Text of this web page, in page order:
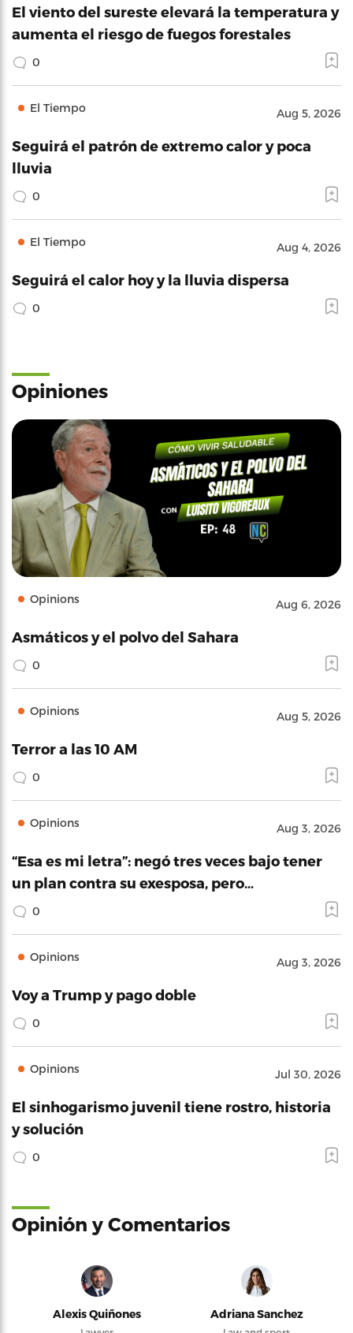
El viento del sureste elevará la temperatura y
aumenta el riesgo de fuegos forestales
0
El Tiempo Aug 5, 2026
Seguirá el patrón de extremo calor y poca
lluvia
0
El Tiempo Aug 4, 2026
Seguirá el calor hoy y la lluvia dispersa
0
Opiniones
Opinions Aug 6, 2026
Asmáticos y el polvo del Sahara
0
Opinions Aug 5, 2026
Terror a las 10 AM
0
Opinions Aug 3, 2026
“Esa es mi letra”: negó tres veces bajo tener
un plan contra su exesposa, pero…
0
Opinions Aug 3, 2026
Voy a Trump y pago doble
0
Opinions Jul 30, 2026
El sinhogarismo juvenil tiene rostro, historia
y solución
0
Opinión y Comentarios
Alexis Quiñones Adriana Sanchez